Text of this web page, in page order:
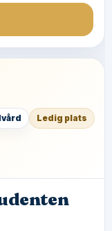
Ledig plats